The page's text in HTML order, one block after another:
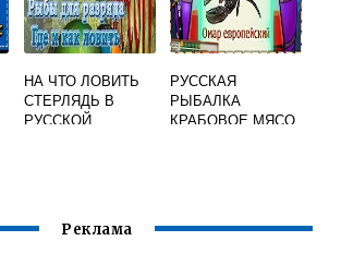
НА ЧТО ЛОВИТЬ
СТЕРЛЯДЬ В
РУССКОЙ
РУССКАЯ
РЫБАЛКА
КРАБОВОЕ МЯСО
Реклама